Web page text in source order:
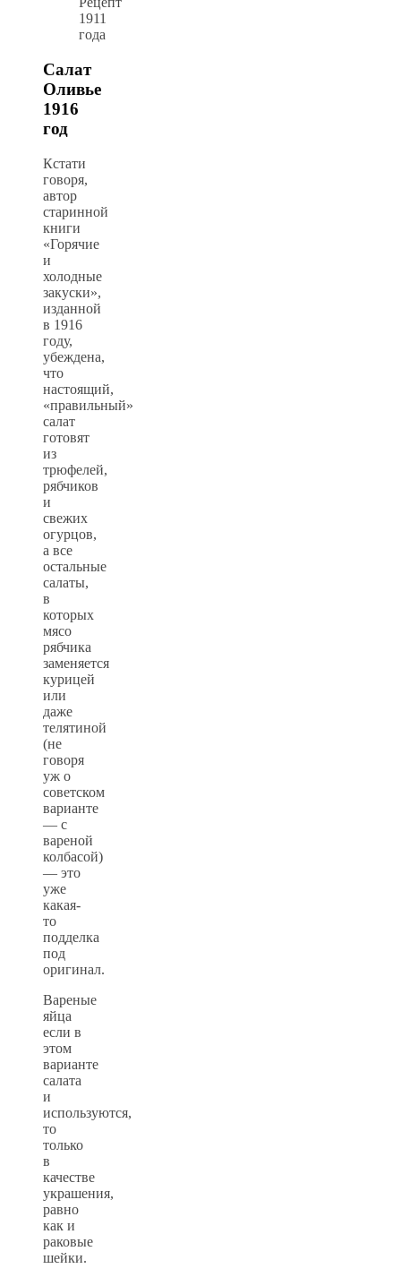
1911
года
Салат
Оливье
1916
год
Кстати
говоря,
автор
старинной
книги
«Горячие
и
холодные
закуски»,
изданной
в 1916
году,
убеждена,
что
настоящий,
«правильный»
салат
готовят
из
трюфелей,
рябчиков
и
свежих
огурцов,
а все
остальные
салаты,
в
которых
мясо
рябчика
заменяется
курицей
или
даже
телятиной
(не
говоря
уж о
советском
варианте
— с
вареной
колбасой)
— это
уже
какая-
то
подделка
под
оригинал.
Вареные
яйца
если в
этом
варианте
салата
и
используются,
то
только
в
качестве
украшения,
равно
как и
раковые
шейки.